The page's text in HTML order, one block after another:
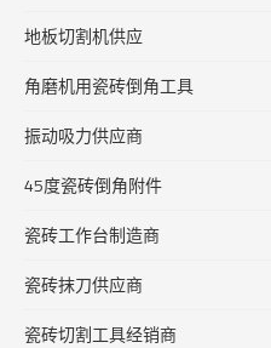
地板切割机供应
角磨机用瓷砖倒角工具
振动吸力供应商
45度瓷砖倒角附件
瓷砖工作台制造商
瓷砖抹刀供应商
瓷砖切割工具经销商